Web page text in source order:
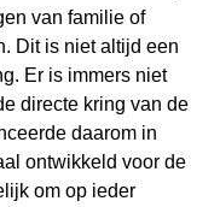
van familie of
Dit is niet altijd een
Er is immers niet
directe kring van de
daarom in
ontwikkeld voor de
om op ieder